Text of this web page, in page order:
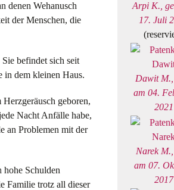
denen Wehanusch
der Menschen, die
befindet sich seit
in dem kleinen Haus.
geboren,
Nacht Anfälle habe,
an Problemen mit der
hohe Schulden
Familie trotz all dieser
Arpi K.,
17. Juli
Dawit M.,
am 04.
2021
Narek
am 07.
2017